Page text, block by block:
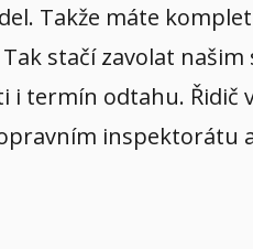
Takže máte
stačí zavolat
termín odtahu. Řidič
inspektorátu